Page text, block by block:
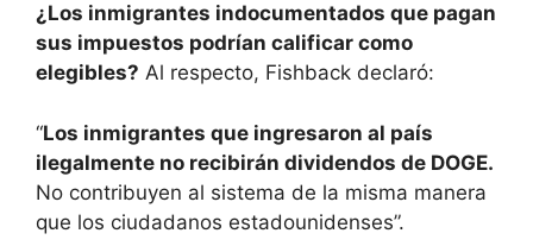
¿Los inmigrantes indocumentados que pagan
sus impuestos podrían calificar como
elegibles? Al respecto, Fishback declaró:
“Los inmigrantes que ingresaron al país
ilegalmente no recibirán dividendos de DOGE.
No contribuyen al sistema de la misma manera
que los ciudadanos estadounidenses”.